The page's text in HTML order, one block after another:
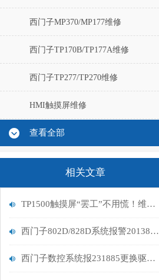
西门子MP370/MP177维修
西门子TP170B/TP177A维修
西门子TP277/TP270维修
HMI触摸屏维修
查看全部
相关文章
TP1500触摸屏“罢工”不用慌！维修指南助你轻松复原
西门子802D/828D系统报警201382解决维修
西门子数控系统报231885更换驱动器问题解决